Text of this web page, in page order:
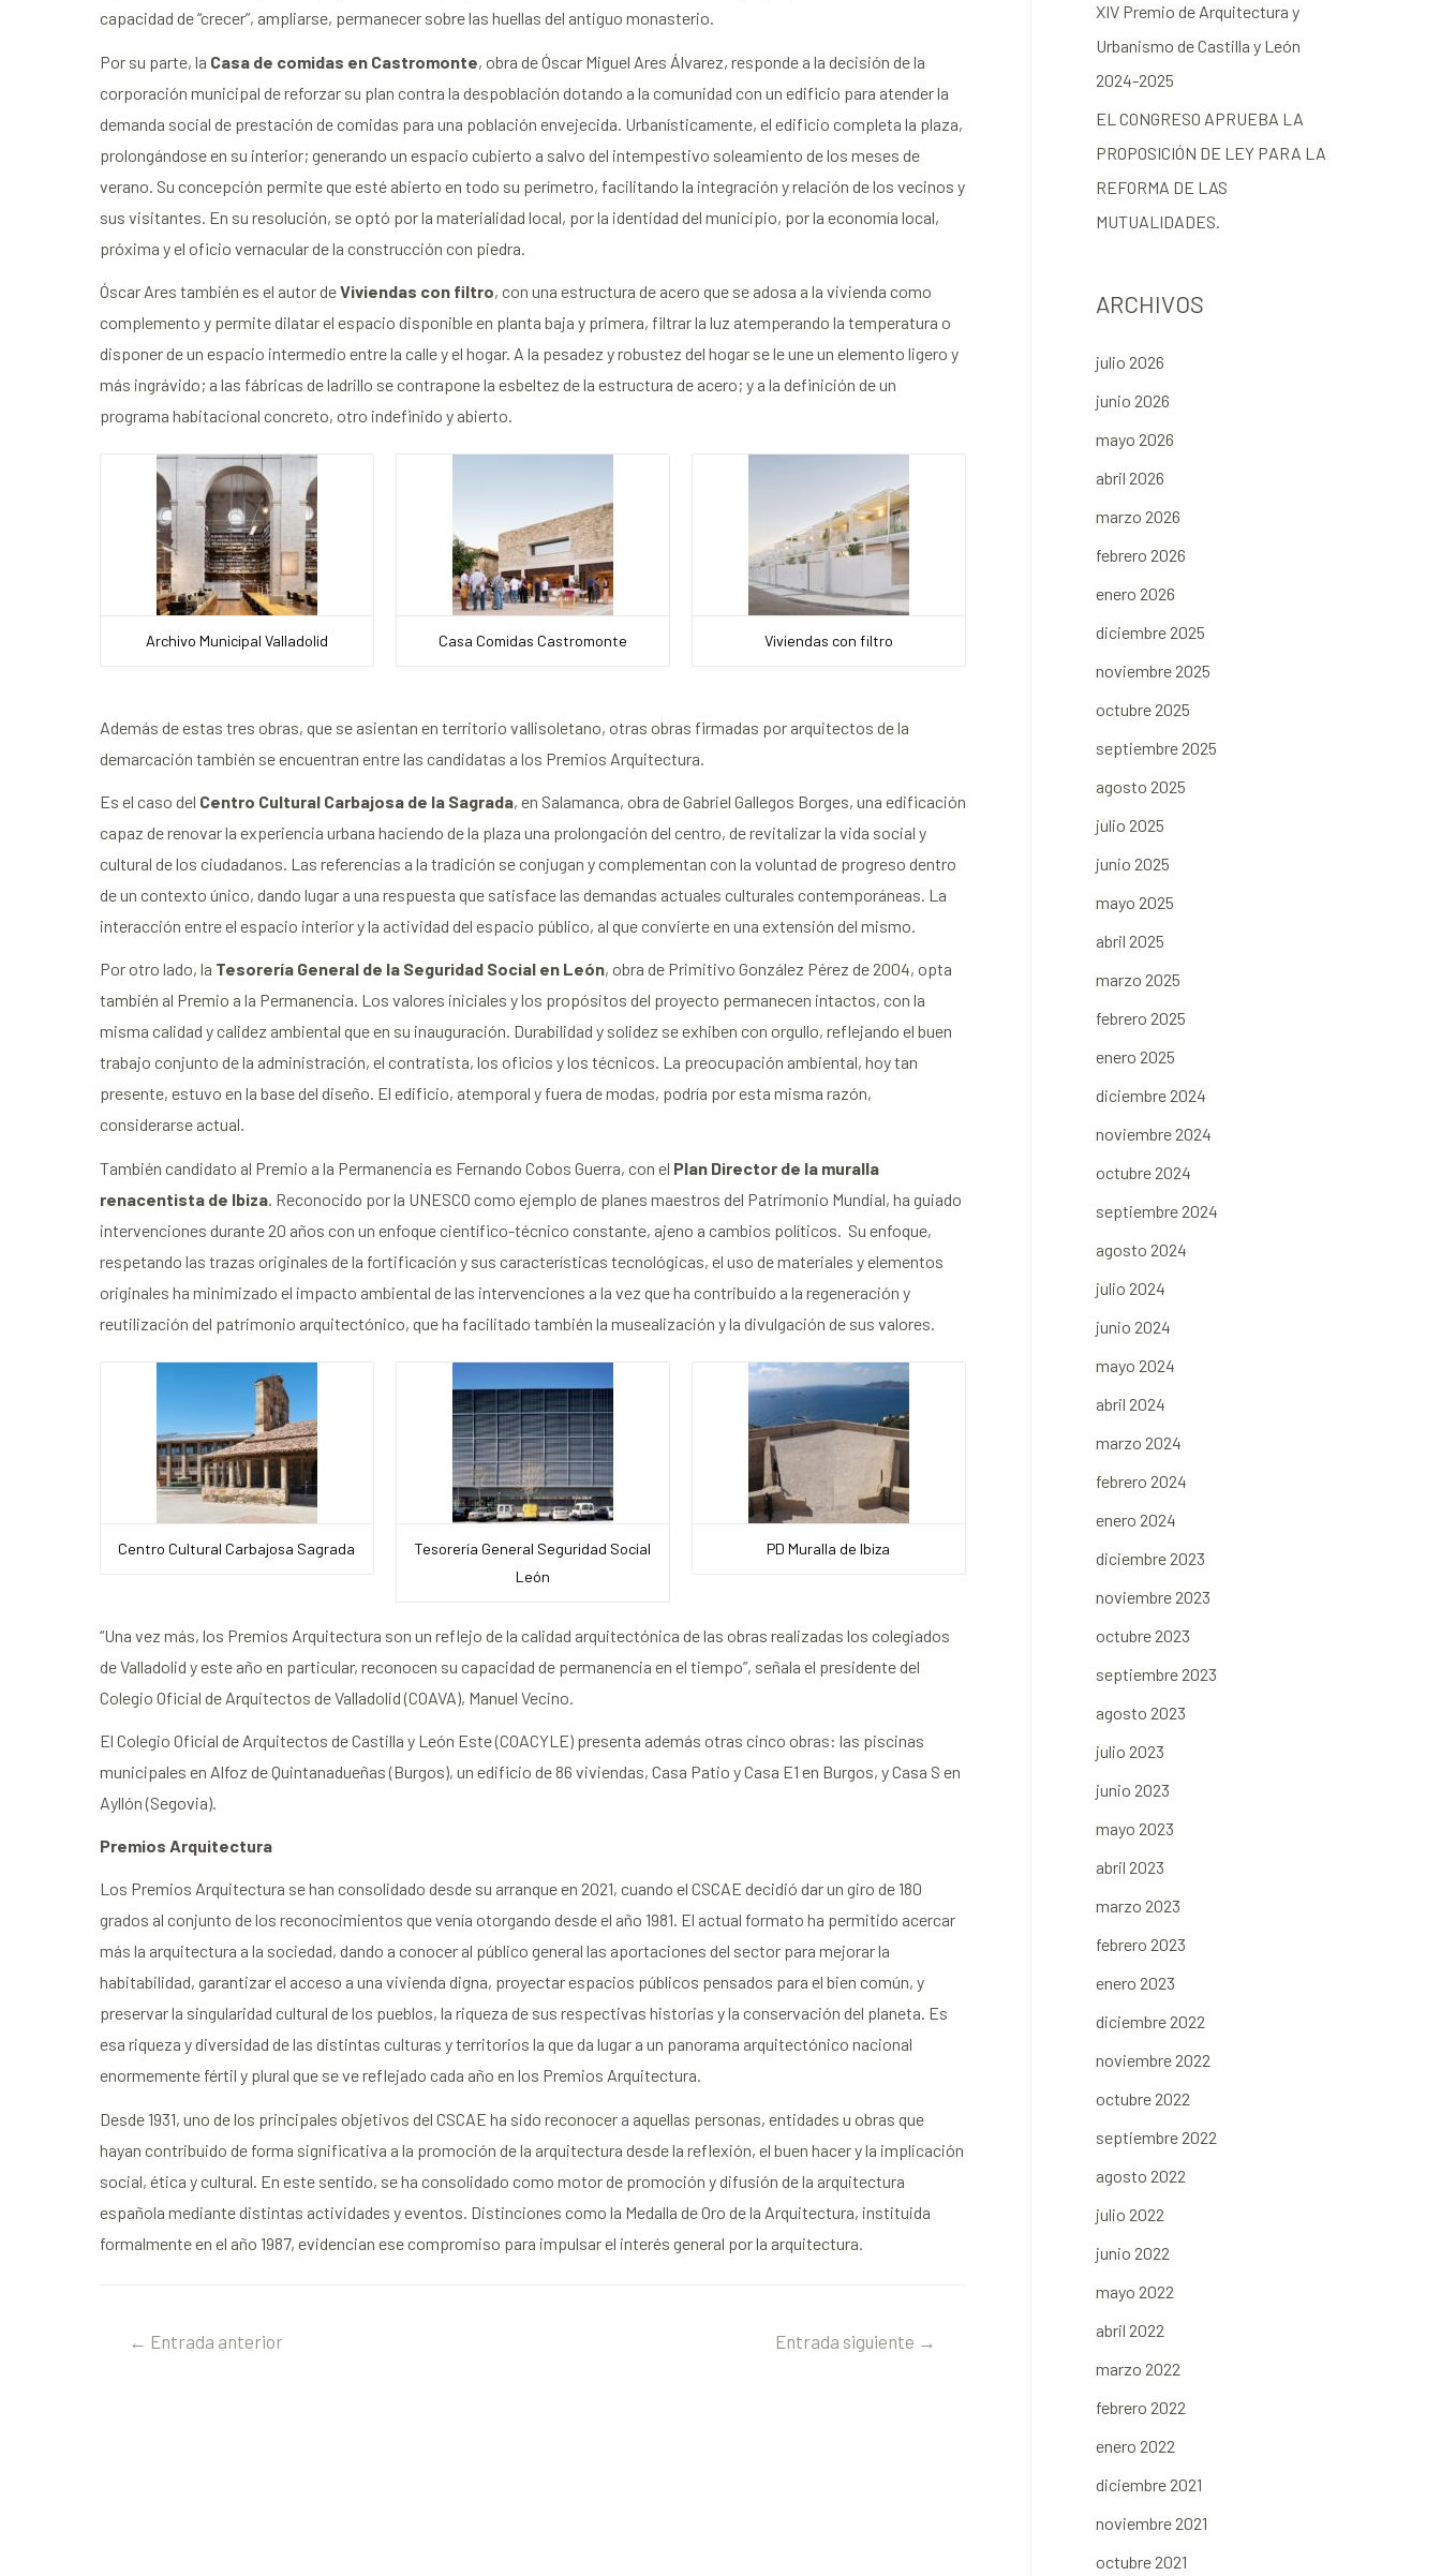
capacidad de “crecer”, ampliarse, permanecer sobre las huellas del antiguo monasterio.
Por su parte, la Casa de comidas en Castromonte, obra de Óscar Miguel Ares Álvarez, responde a la decisión de la
corporación municipal de reforzar su plan contra la despoblación dotando a la comunidad con un edificio para atender la
demanda social de prestación de comidas para una población envejecida. Urbanísticamente, el edificio completa la plaza,
prolongándose en su interior; generando un espacio cubierto a salvo del intempestivo soleamiento de los meses de
verano. Su concepción permite que esté abierto en todo su perímetro, facilitando la integración y relación de los vecinos y
sus visitantes. En su resolución, se optó por la materialidad local, por la identidad del municipio, por la economía local,
próxima y el oficio vernacular de la construcción con piedra.
Óscar Ares también es el autor deViviendas con filtro, con una estructura de acero que se adosa a la vivienda como
complemento y permite dilatar el espacio disponible en planta baja y primera, filtrar la luz atemperando la temperatura o
disponer de un espacio intermedio entre la calle y el hogar. A la pesadez y robustez del hogar se le une un elemento ligero y
más ingrávido; a las fábricas de ladrillo se contrapone la esbeltez de la estructura de acero; y a la definición de un
programa habitacional concreto, otro indefinido y abierto.
Archivo Municipal Valladolid Casa Comidas Castromonte Viviendas con filtro
Además de estas tres obras, que se asientan en territorio vallisoletano, otras obras firmadas por arquitectos de la
demarcación también se encuentran entre las candidatas a los Premios Arquitectura.
Es el caso del Centro Cultural Carbajosa de la Sagrada, en Salamanca, obra de Gabriel Gallegos Borges, una edificación
capaz de renovar la experiencia urbana haciendo de la plaza una prolongación del centro, de revitalizar la vida social y
cultural de los ciudadanos. Las referencias a la tradición se conjugan y complementan con la voluntad de progreso dentro
de un contexto único, dando lugar a una respuesta que satisface las demandas actuales culturales contemporáneas. La
interacción entre el espacio interior y la actividad del espacio público, al que convierte en una extensión del mismo.
Por otro lado, la Tesorería General de la Seguridad Social en León, obra de Primitivo González Pérez de 2004, opta
también al Premio a la Permanencia. Los valores iniciales y los propósitos del proyecto permanecen intactos, con la
misma calidad y calidez ambiental que en su inauguración. Durabilidad y solidez se exhiben con orgullo, reflejando el buen
trabajo conjunto de la administración, el contratista, los oficios y los técnicos. La preocupación ambiental, hoy tan
presente, estuvo en la base del diseño. El edificio, atemporal y fuera de modas, podría por esta misma razón,
considerarse actual.
También candidato al Premio a la Permanencia es Fernando Cobos Guerra, con el Plan Director de la muralla
renacentista de Ibiza. Reconocido por la UNESCO como ejemplo de planes maestros del Patrimonio Mundial, ha guiado
intervenciones durante 20 años con un enfoque científico-técnico constante, ajeno a cambios políticos. Su enfoque,
respetando las trazas originales de la fortificación y sus características tecnológicas, el uso de materiales y elementos
originales ha minimizado el impacto ambiental de las intervenciones a la vez que ha contribuido a la regeneración y
reutilización del patrimonio arquitectónico, que ha facilitado también la musealización y la divulgación de sus valores.
Centro Cultural Carbajosa Sagrada
Tesorería General Seguridad Social
León
PD Muralla de Ibiza
“Una vez más, los Premios Arquitectura son un reflejo de la calidad arquitectónica de las obras realizadas los colegiados
de Valladolid y este año en particular, reconocen su capacidad de permanencia en el tiempo”, señala el presidente del
Colegio Oficial de Arquitectos de Valladolid (COAVA), Manuel Vecino.
El Colegio Oficial de Arquitectos de Castilla y León Este (COACYLE) presenta además otras cinco obras: las piscinas
municipales en Alfoz de Quintanadueñas (Burgos), un edificio de 86 viviendas, Casa Patio y Casa E1 en Burgos, y Casa S en
Ayllón (Segovia).
Premios Arquitectura
Los Premios Arquitectura se han consolidado desde su arranque en 2021, cuando el CSCAE decidió dar un giro de 180
grados al conjunto de los reconocimientos que venía otorgando desde el año 1981. El actual formato ha permitido acercar
más la arquitectura a la sociedad, dando a conocer al público general las aportaciones del sector para mejorar la
habitabilidad, garantizar el acceso a una vivienda digna, proyectar espacios públicos pensados para el bien común, y
preservar la singularidad cultural de los pueblos, la riqueza de sus respectivas historias y la conservación del planeta. Es
esa riqueza y diversidad de las distintas culturas y territorios la que da lugar a un panorama arquitectónico nacional
enormemente fértil y plural que se ve reflejado cada año en los Premios Arquitectura.
Desde 1931, uno de los principales objetivos del CSCAE ha sido reconocer a aquellas personas, entidades u obras que
hayan contribuido de forma significativa a la promoción de la arquitectura desde la reflexión, el buen hacer y la implicación
social, ética y cultural. En este sentido, se ha consolidado como motor de promoción y difusión de la arquitectura
española mediante distintas actividades y eventos. Distinciones como la Medalla de Oro de la Arquitectura, instituida
formalmente en el año 1987, evidencian ese compromiso para impulsar el interés general por la arquitectura.
← Entrada anterior Entrada siguiente →
XIV Premio de Arquitectura y
Urbanismo de Castilla y León
2024-2025
EL CONGRESO APRUEBA LA
PROPOSICIÓN DE LEY PARA LA
REFORMA DE LAS
MUTUALIDADES.
ARCHIVOS
julio 2026
junio 2026
mayo 2026
abril 2026
marzo 2026
febrero 2026
enero 2026
diciembre 2025
noviembre 2025
octubre 2025
septiembre 2025
agosto 2025
julio 2025
junio 2025
mayo 2025
abril 2025
marzo 2025
febrero 2025
enero 2025
diciembre 2024
noviembre 2024
octubre 2024
septiembre 2024
agosto 2024
julio 2024
junio 2024
mayo 2024
abril 2024
marzo 2024
febrero 2024
enero 2024
diciembre 2023
noviembre 2023
octubre 2023
septiembre 2023
agosto 2023
julio 2023
junio 2023
mayo 2023
abril 2023
marzo 2023
febrero 2023
enero 2023
diciembre 2022
noviembre 2022
octubre 2022
septiembre 2022
agosto 2022
julio 2022
junio 2022
mayo 2022
abril 2022
marzo 2022
febrero 2022
enero 2022
diciembre 2021
noviembre 2021
octubre 2021